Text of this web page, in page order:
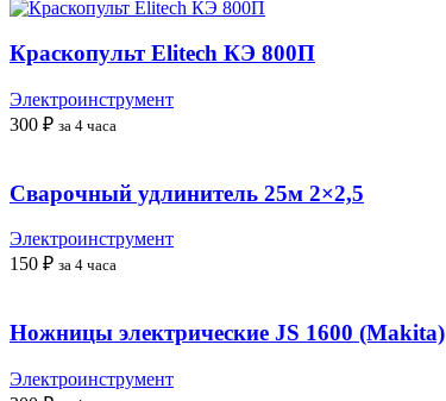
Краскопульт Elitech КЭ 800П
Электроинструмент
300 ₽ за 4 часа
Сварочный удлинитель 25м 2×2,5
Электроинструмент
150 ₽ за 4 часа
Ножницы электрические JS 1600 (Makita)
Электроинструмент